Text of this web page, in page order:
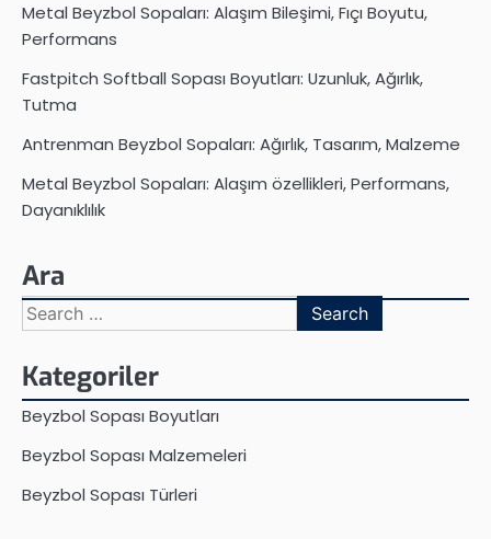
Metal Beyzbol Sopaları: Alaşım Bileşimi, Fıçı Boyutu,
Performans
Fastpitch Softball Sopası Boyutları: Uzunluk, Ağırlık,
Tutma
Antrenman Beyzbol Sopaları: Ağırlık, Tasarım, Malzeme
Metal Beyzbol Sopaları: Alaşım özellikleri, Performans,
Dayanıklılık
Ara
Search
for:
Kategoriler
Beyzbol Sopası Boyutları
Beyzbol Sopası Malzemeleri
Beyzbol Sopası Türleri